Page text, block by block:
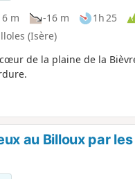
m -16 m 1h 25
(Isère)
de la plaine de la
au Billoux par les